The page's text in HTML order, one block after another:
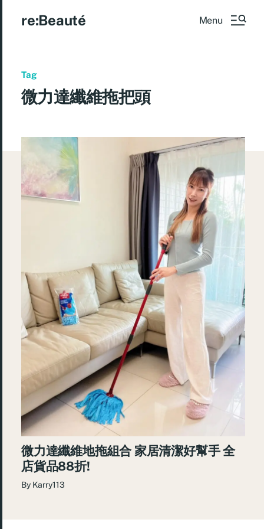
re:Beauté Menu
Tag
微力達纖維拖把頭
微力達纖維地拖組合 家居清潔好幫手 全
店貨品88折!
By Karry113